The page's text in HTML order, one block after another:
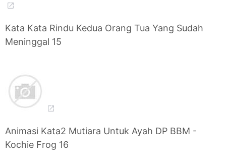
Kata Kata Rindu Kedua Orang Tua Yang Sudah
Meninggal 15
Animasi Kata2 Mutiara Untuk Ayah DP BBM -
Kochie Frog 16